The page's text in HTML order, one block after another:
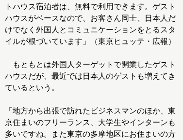
トハウス宿泊者は、無料で利用できます。ゲスト
ハウスがベースなので、お客さん同士、日本人だ
けでなく外国人とコミュニケーションをとるスタ
イルが根づいています」（東京ヒュッテ・広報）
もともとは外国人ターゲットで開業したゲスト
ハウスだが、最近では日本人のゲストも増えてき
ているという。
「地方から出張で訪れたビジネスマンのほか、東
京住まいのフリーランス、大学生やインターンも
多いですね。また東京の多摩地区にお住まいの方